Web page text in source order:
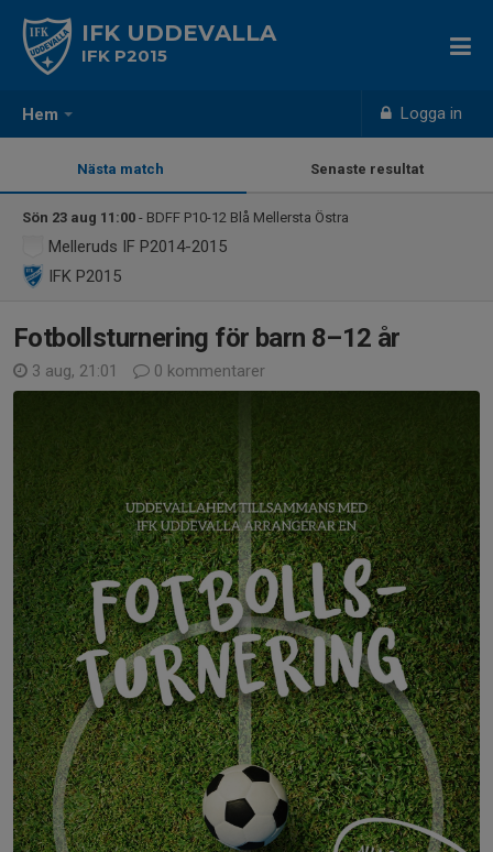
Hem Logga in
IFK UDDEVALLA
IFK P2015
Nästa match Senaste resultat
Sön 23 aug 11:00 - BDFF P10-12 Blå Mellersta Östra
Melleruds IF P2014-2015
IFK P2015
Fotbollsturnering för barn 8–12 år
3 aug, 21:01 0 kommentarer